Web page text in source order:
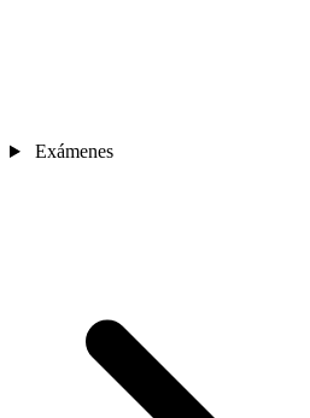
Sedes
Contacto
Exámenes